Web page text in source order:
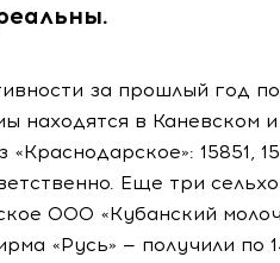
за прошлый год
находятся в Каневском
15851,
Еще три
ООО «Кубанский
«Русь» — получили по